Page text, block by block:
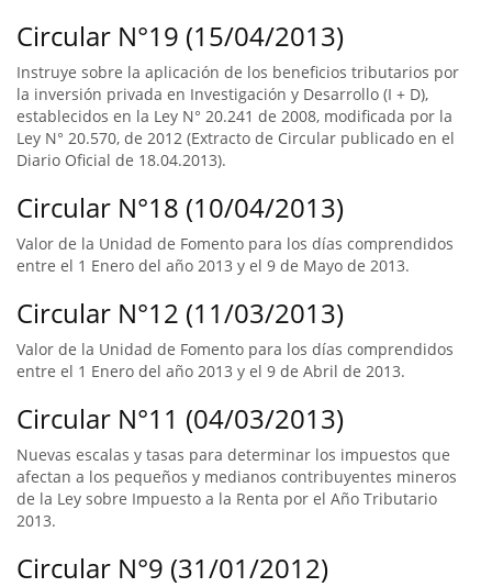
Circular N°19 (15/04/2013)
Instruye sobre la aplicación de los beneficios tributarios por
la inversión privada en Investigación y Desarrollo (I + D),
establecidos en la Ley N° 20.241 de 2008, modificada por la
Ley N° 20.570, de 2012 (Extracto de Circular publicado en el
Diario Oficial de 18.04.2013).
Circular N°18 (10/04/2013)
Valor de la Unidad de Fomento para los días comprendidos
entre el 1 Enero del año 2013 y el 9 de Mayo de 2013.
Circular N°12 (11/03/2013)
Valor de la Unidad de Fomento para los días comprendidos
entre el 1 Enero del año 2013 y el 9 de Abril de 2013.
Circular N°11 (04/03/2013)
Nuevas escalas y tasas para determinar los impuestos que
afectan a los pequeños y medianos contribuyentes mineros
de la Ley sobre Impuesto a la Renta por el Año Tributario
2013.
Circular N°9 (31/01/2012)